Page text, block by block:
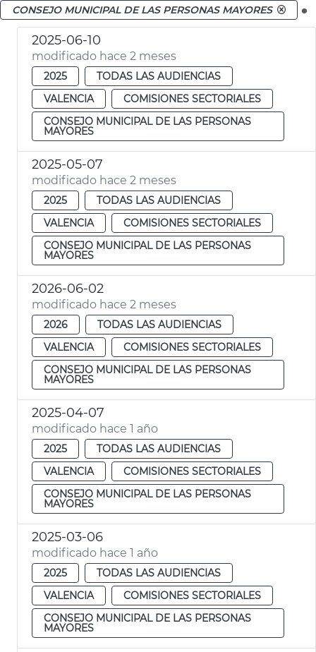
CONSEJO MUNICIPAL DE LAS PERSONAS MAYORES
2025-06-10
modificado hace 2 meses
2025
TODAS LAS AUDIENCIAS
VALENCIA
COMISIONES SECTORIALES
CONSEJO MUNICIPAL DE LAS PERSONAS
MAYORES
2025-05-07
modificado hace 2 meses
2025
TODAS LAS AUDIENCIAS
VALENCIA
COMISIONES SECTORIALES
CONSEJO MUNICIPAL DE LAS PERSONAS
MAYORES
2026-06-02
modificado hace 2 meses
2026
TODAS LAS AUDIENCIAS
VALENCIA
COMISIONES SECTORIALES
CONSEJO MUNICIPAL DE LAS PERSONAS
MAYORES
2025-04-07
modificado hace 1 año
2025
TODAS LAS AUDIENCIAS
VALENCIA
COMISIONES SECTORIALES
CONSEJO MUNICIPAL DE LAS PERSONAS
MAYORES
2025-03-06
modificado hace 1 año
2025
TODAS LAS AUDIENCIAS
VALENCIA
COMISIONES SECTORIALES
CONSEJO MUNICIPAL DE LAS PERSONAS
MAYORES